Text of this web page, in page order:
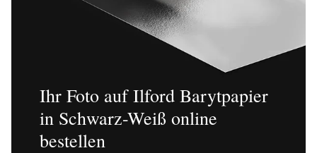
Ihr Foto auf Ilford Barytpapier
in Schwarz-Weiß online
bestellen